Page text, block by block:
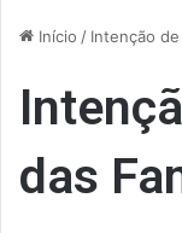
Início / Intenção
das